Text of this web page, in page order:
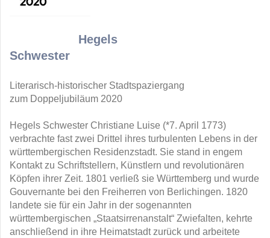
Hegels
Schwester
Literarisch-historischer Stadtspaziergang
zum Doppeljubiläum 2020
Hegels Schwester Christiane Luise (*7. April 1773)
verbrachte fast zwei Drittel ihres turbulenten Lebens in der
württembergischen Residenzstadt. Sie stand in engem
Kontakt zu Schriftstellern, Künstlern und revolutionären
Köpfen ihrer Zeit. 1801 verließ sie Württemberg und wurde
Gouvernante bei den Freiherren von Berlichingen. 1820
landete sie für ein Jahr in der sogenannten
württembergischen „Staatsirrenanstalt“ Zwiefalten, kehrte
anschließend in ihre Heimatstadt zurück und arbeitete